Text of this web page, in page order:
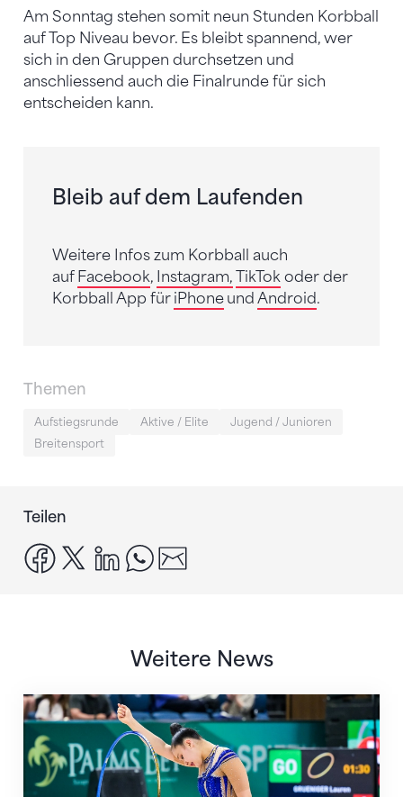
Am Sonntag stehen somit neun Stunden Korbball
auf Top Niveau bevor. Es bleibt spannend, wer
sich in den Gruppen durchsetzen und
anschliessend auch die Finalrunde für sich
entscheiden kann.
Bleib auf dem Laufenden
Weitere Infos zum Korbball auch
auf Facebook, Instagram, TikTok oder der
Korbball App für iPhone und Android.
Themen
Aufstiegsrunde Aktive / Elite
Jugend / Junioren
Breitensport
Teilen
facebook
x linkedinwhatsapp
Weitere News
Nächster Halt: Weltmeisterschaft